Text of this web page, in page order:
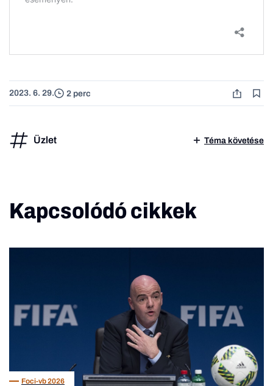
2023. 6. 29. 2 perc
Üzlet Téma követése
Kapcsolódó cikkek
Foci-vb 2026